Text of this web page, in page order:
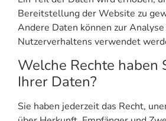
Bereitstellung der Website zu
Andere Daten können zur Analyse
Nutzerverhaltens verwendet
Welche Rechte haben
Ihrer Daten?
Sie haben jederzeit das Recht,